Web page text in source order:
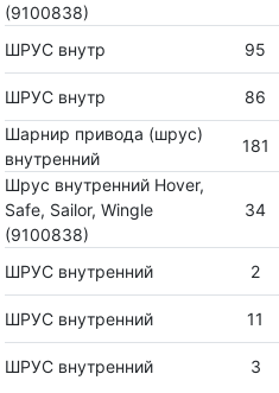
(9100838)
ШРУС внутр 95
ШРУС внутр 86
Шарнир привода (шрус)
внутренний
181
Шрус внутренний Hover,
Safe, Sailor, Wingle
(9100838)
34
ШРУС внутренний 2
ШРУС внутренний 11
ШРУС внутренний 3